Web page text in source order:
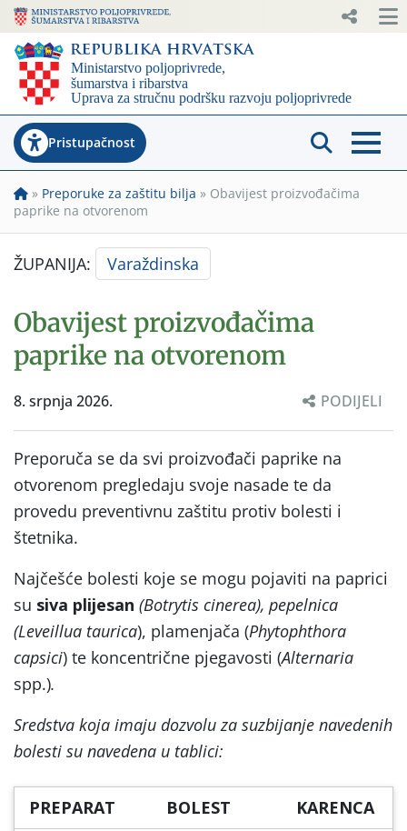
Pristupačnost
» Preporuke za zaštitu bilja » Obavijest proizvođačima
paprike na otvorenom
ŽUPANIJA: Varaždinska
Obavijest proizvođačima
paprike na otvorenom
8. srpnja 2026. PODIJELI
Preporuča se da svi proizvođači paprike na
otvorenom pregledaju svoje nasade te da
provedu preventivnu zaštitu protiv bolesti i
štetnika.
Najčešće bolesti koje se mogu pojaviti na paprici
su siva plijesan (Botrytis cinerea), pepelnica
(Leveillua taurica), plamenjača (Phytophthora
capsici) te koncentrične pjegavosti (Alternaria
spp.).
Sredstva koja imaju dozvolu za suzbijanje navedenih
bolesti su navedena u tablici:
PREPARAT BOLEST
KARENCA